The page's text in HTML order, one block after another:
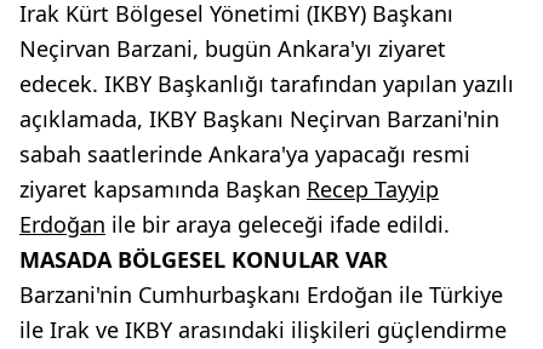
Irak Kürt Bölgesel Yönetimi (IKBY) Başkanı
Neçirvan Barzani, bugün Ankara'yı ziyaret
edecek. IKBY Başkanlığı tarafından yapılan yazılı
açıklamada, IKBY Başkanı Neçirvan Barzani'nin
sabah saatlerinde Ankara'ya yapacağı resmi
ziyaret kapsamında Başkan Recep Tayyip
Erdoğan ile bir araya geleceği ifade edildi.
MASADA BÖLGESEL KONULAR VAR
Barzani'nin Cumhurbaşkanı Erdoğan ile Türkiye
ile Irak ve IKBY arasındaki ilişkileri güçlendirme